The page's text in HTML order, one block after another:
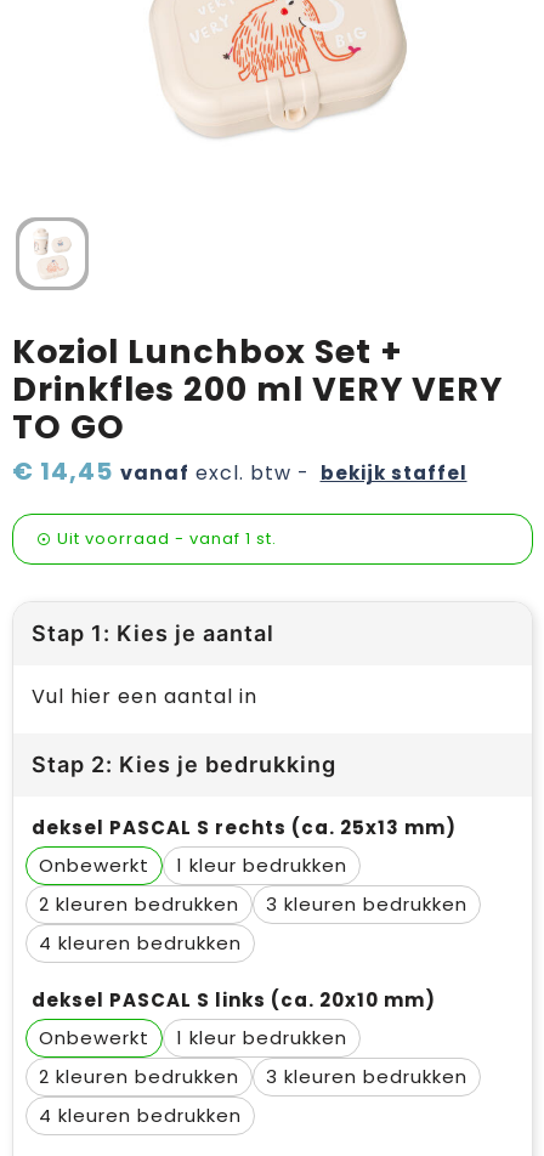
Verzorging & welness
Sinterklaas artikelen
Wijn, bier en proeverij
Zomerpakketten
Koziol Lunchbox Set +
Drinkfles 200 ml VERY VERY
TO GO
€ 14,45 vanaf excl. btw - bekijk staffel
Uit voorraad - vanaf 1 st.
Stap 1: Kies je aantal
Vul hier een aantal in
Stap 2: Kies je bedrukking
deksel PASCAL S rechts (ca. 25x13 mm)
Onbewerkt
1
2
3
4
deksel PASCAL S links (ca. 20x10 mm)
Onbewerkt
1
2
3
4